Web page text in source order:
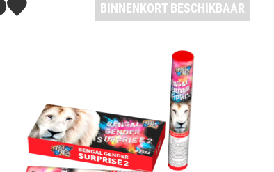
BINNENKORT BESCHIKBAAR